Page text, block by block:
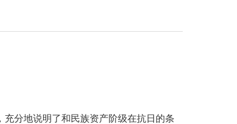
分地说明了和民族资产阶级在抗日的条